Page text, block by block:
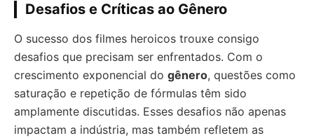
Desafios e Críticas ao Gênero
O sucesso dos filmes heroicos trouxe consigo
desafios que precisam ser enfrentados. Com o
crescimento exponencial do gênero, questões como
saturação e repetição de fórmulas têm sido
amplamente discutidas. Esses desafios não apenas
impactam a indústria, mas também refletem as